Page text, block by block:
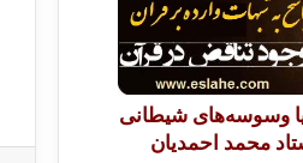
وسوسه‌های شیطانی
محمد احمدیان